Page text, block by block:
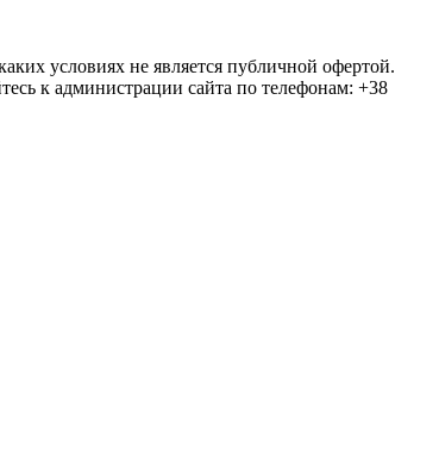
условиях не является публичной офертой.
к администрации сайта по телефонам: +38